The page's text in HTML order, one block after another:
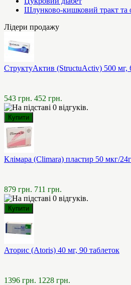
Шлунково-кишковий тракт та
Лідери продажу
СтруктуАктив (StructuActiv) 500 мг,
543 грн. 452 грн.
Клімара (Climara) пластир 50 мкг/
879 грн. 711 грн.
Аторис (Atoris) 40 мг, 90 таблеток
1396 грн. 1228 грн.